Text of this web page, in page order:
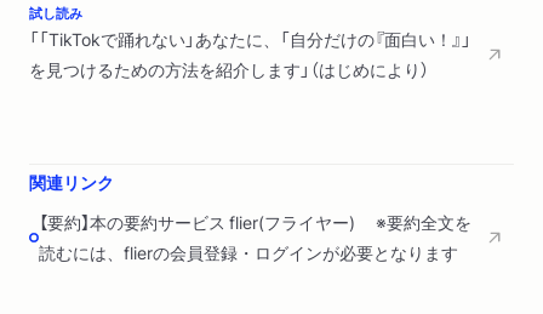
書くための具体的な方法
読者を振り向かせる
続けていくためのたいせつな心得
あとがき
試し読み
「「TikTokで踊れない」あなたに、「自分だけの『面白い！』」
を見つけるための方法を紹介します」（はじめにより）
関連リンク
【要約】本の要約サービス flier(フライヤー) ※要約全文を
読むには、flierの会員登録・ログインが必要となります